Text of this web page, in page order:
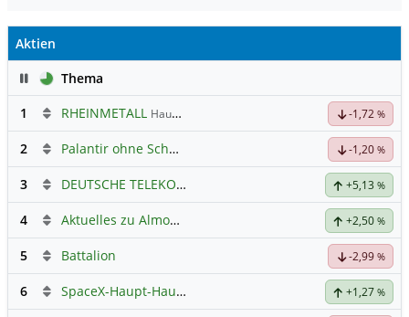
Aktien
PauseThema
1
RHEINMETALL Hauptdiskussion -1,72 %
2 Palantir ohne Schnickschnack -1,20 %
3 DEUTSCHE TELEKOM +5,13 %
4 Aktuelles zu Almonty Industries +2,50 %
5 Battalion -2,99 %
6 SpaceX-Haupt-Hauptforum +1,27 %